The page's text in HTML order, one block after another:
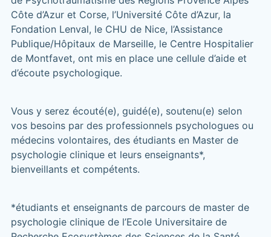
Côte d’Azur et Corse, l’Université Côte d’Azur, la
Fondation Lenval, le CHU de Nice, l’Assistance
Publique/Hôpitaux de Marseille, le Centre Hospitalier
de Montfavet, ont mis en place une cellule d’aide et
d’écoute psychologique.
Vous y serez écouté(e), guidé(e), soutenu(e) selon
vos besoins par des professionnels psychologues ou
médecins volontaires, des étudiants en Master de
psychologie clinique et leurs enseignants*,
bienveillants et compétents.
*étudiants et enseignants de parcours de master de
psychologie clinique de l’Ecole Universitaire de